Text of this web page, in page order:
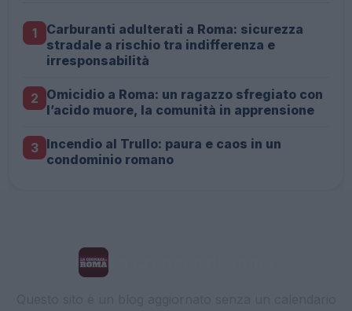
1
Carburanti adulterati a Roma: sicurezza
stradale a rischio tra indifferenza e
irresponsabilità
2 Omicidio a Roma: un ragazzo sfregiato con
l’acido muore, la comunità in apprensione
3 Incendio al Trullo: paura e caos in un
condominio romano